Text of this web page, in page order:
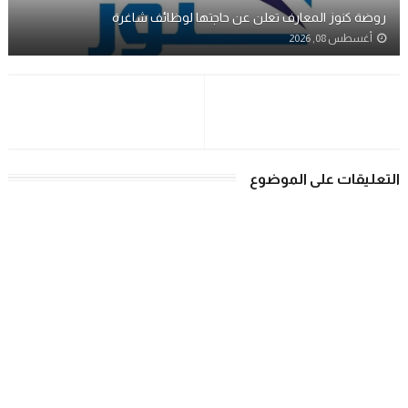
روضة كنوز المعارف تعلن عن حاجتها لوظائف شاغرة
أغسطس 08, 2026
التعليقات على الموضوع